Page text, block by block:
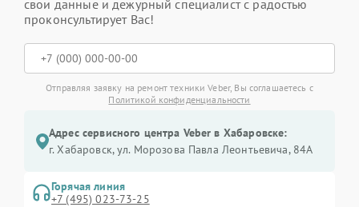
свои данные и дежурный специалист с радостью
проконсультирует Вас!
Отправляя заявку на ремонт техники Veber, Вы соглашаетесь с
Политикой конфиденциальности
Адрес сервисного центра Veber в Хабаровске:
г. Хабаровск, ул. Морозова Павла Леонтьевича, 84А
Горячая линия
+7 (495) 023-73-25